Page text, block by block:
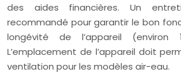
des aides financières. Un
recommandé pour garantir le bon
longévité de l’appareil
L’emplacement de l’appareil doit
ventilation pour les modèles air-eau.